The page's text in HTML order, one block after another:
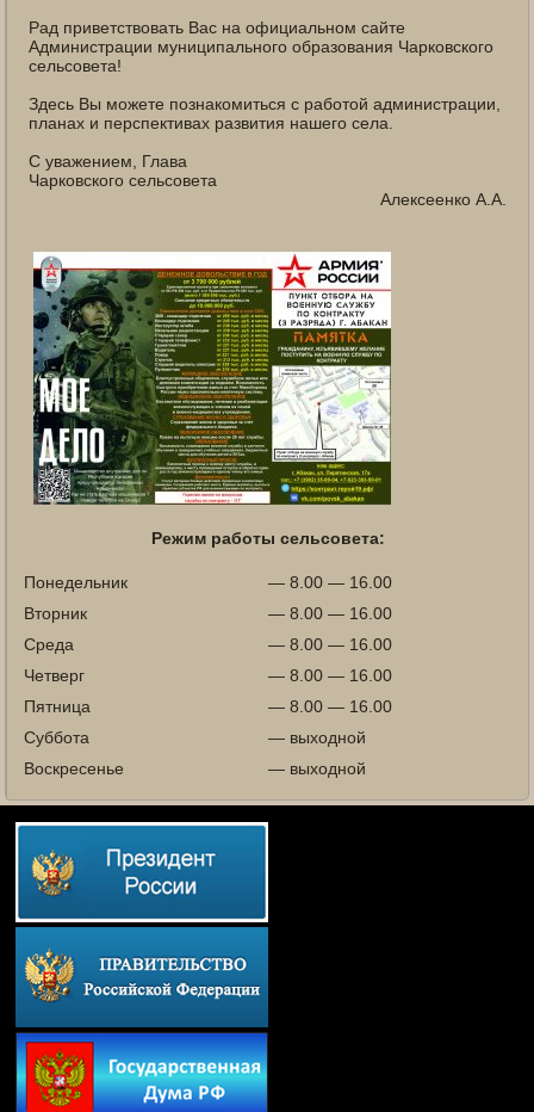
Рад приветствовать Вас на официальном сайте
Администрации муниципального образования Чарковского
сельсовета!
Здесь Вы можете познакомиться с работой администрации,
планах и перспективах развития нашего села.
С уважением, Глава
Чарковского сельсовета
Алексеенко А.А.
Режим работы сельсовета:
Понедельник
— 8.00 — 16.00
Вторник
— 8.00 — 16.00
Среда
— 8.00 — 16.00
Четверг
— 8.00 — 16.00
Пятница
— 8.00 — 16.00
Суббота
— выходной
Воскресенье
— выходной